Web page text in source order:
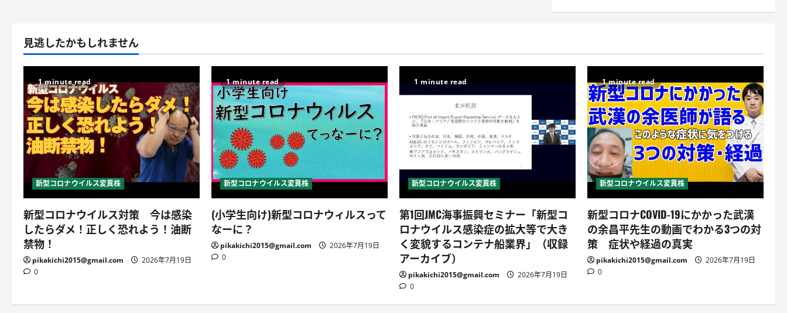
見逃したかもしれません
1 minute read
新型コロナウイルス変異株
新型コロナウイルス対策 今は感染
したらダメ！正しく恐れよう！油断
禁物！
pikakichi2015@gmail.com
2026年7月19日
0
1 minute read
新型コロナウイルス変異株
(小学生向け)新型コロナウィルスって
なーに？
pikakichi2015@gmail.com
2026年7月19日
0
1 minute read
新型コロナウイルス変異株
第1回JMC海事振興セミナー「新型コ
ロナウイルス感染症の拡大等で大き
く変貌するコンテナ船業界」（収録
アーカイブ）
pikakichi2015@gmail.com
2026年7月19日
0
1 minute read
新型コロナウイルス変異株
新型コロナCOVID-19にかかった武漢
の余昌平先生の動画でわかる3つの対
策 症状や経過の真実
pikakichi2015@gmail.com
2026年7月19日
0